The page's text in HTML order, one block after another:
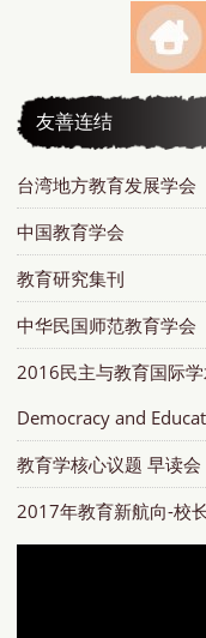
友善连结
台湾地方教育发展学会
中国教育学会
教育研究集刊
中华民国师范教育学会
2016民主与教育国际
Democracy and
教育学核心议题 早读会
2017年教育新航向-校